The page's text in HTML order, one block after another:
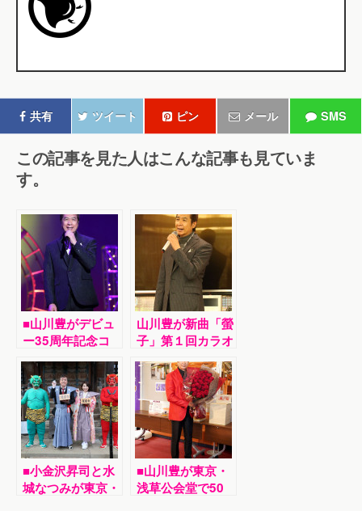
共有 ツイート ピン メール SMS
この記事を見た人はこんな記事も見ていま
す。
■山川豊がデビュ
ー35周年記念コ
ンサートで全31
曲熱唱。リハーサ
ルの様子を１２０
人に初公開。沖縄
公演発表
山川豊が新曲「螢
子」第１回カラオ
ケ王座決定戦で岩
手県の谷藤将裕さ
んが優勝。全国か
ら３０００通の応
募が
■小金沢昇司と水
城なつみが東京・
■山川豊が東京・
浅草公会堂で50